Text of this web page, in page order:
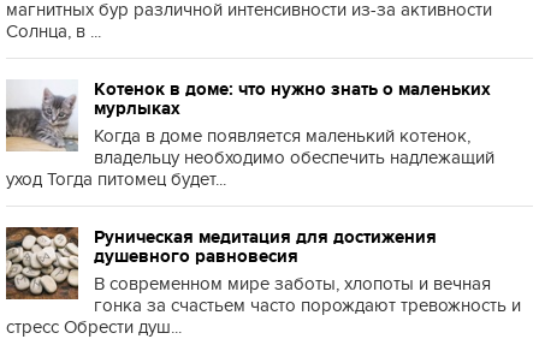
магнитных бур различной интенсивности из-за активности
Солнца, в ...
Котенок в доме: что нужно знать о маленьких
мурлыках
Когда в доме появляется маленький котенок,
владельцу необходимо обеспечить надлежащий
уход Тогда питомец будет...
Руническая медитация для достижения
душевного равновесия
В современном мире заботы, хлопоты и вечная
гонка за счастьем часто порождают тревожность и
стресс Обрести душ...